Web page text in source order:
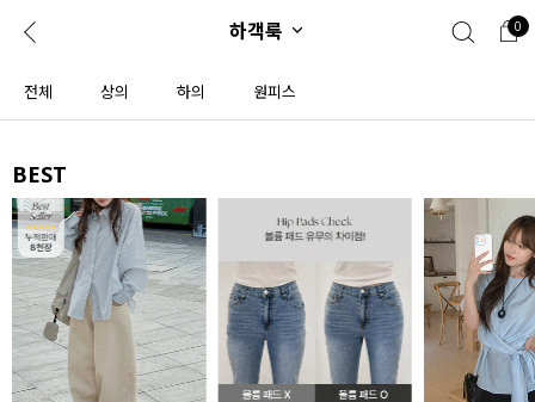
로그인 0
JP
콘텐츠 리뷰 & 혜택 회원혜택
CATEGORY COMMUNITY
도착보장⚡
인플루언서 pick!
ALL
익스클루시브
하객룩 0
전체 상의 하의 원피스
BEST